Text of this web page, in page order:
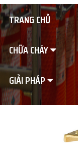
TRANG CHỦ
CHỮA CHÁY
GIẢI PHÁP